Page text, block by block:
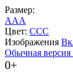
Размер:
AAA
Цвет: CCC
Изображения
Обычная версия
0+